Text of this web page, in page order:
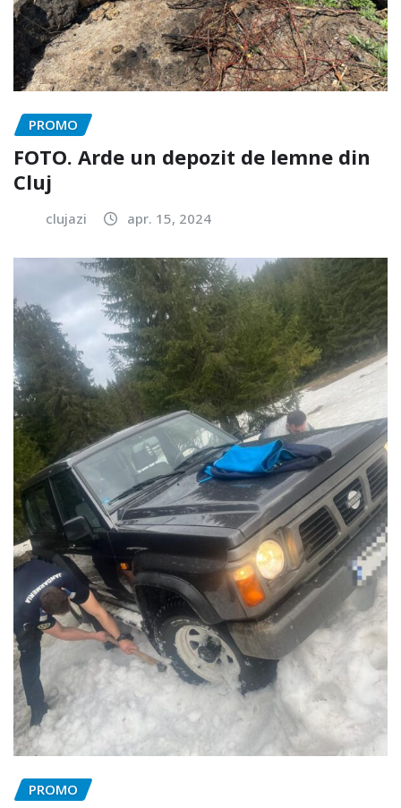
PROMO
FOTO. Arde un depozit de lemne din
Cluj
clujazi apr. 15, 2024
PROMO